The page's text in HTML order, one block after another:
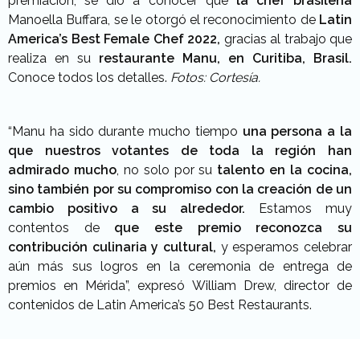
Manoella Buffara, se le otorgó el reconocimiento de Latin
America’s Best Female Chef 2022, gracias al trabajo que
realiza en su restaurante Manu, en Curitiba, Brasil.
Conoce todos los detalles. Fotos: Cortesía.
“Manu ha sido durante mucho tiempo una persona a la
que nuestros votantes de toda la región han
admirado mucho, no solo por su talento en la cocina,
sino también por su compromiso con la creación de un
cambio positivo a su alrededor. Estamos muy
contentos de que este premio reconozca su
contribución culinaria y cultural, y esperamos celebrar
aún más sus logros en la ceremonia de entrega de
premios en Mérida”, expresó William Drew, director de
contenidos de Latin America’s 50 Best Restaurants.